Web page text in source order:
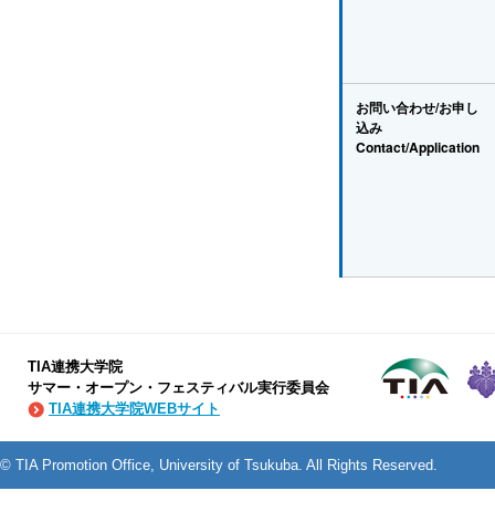
お問い合わせ/お申し
込み
Contact/Application
TIA連携大学院
サマー・オープン・フェスティバル実行委員会
TIA連携大学院WEBサイト
© TIA Promotion Office, University of Tsukuba. All Rights Reserved.